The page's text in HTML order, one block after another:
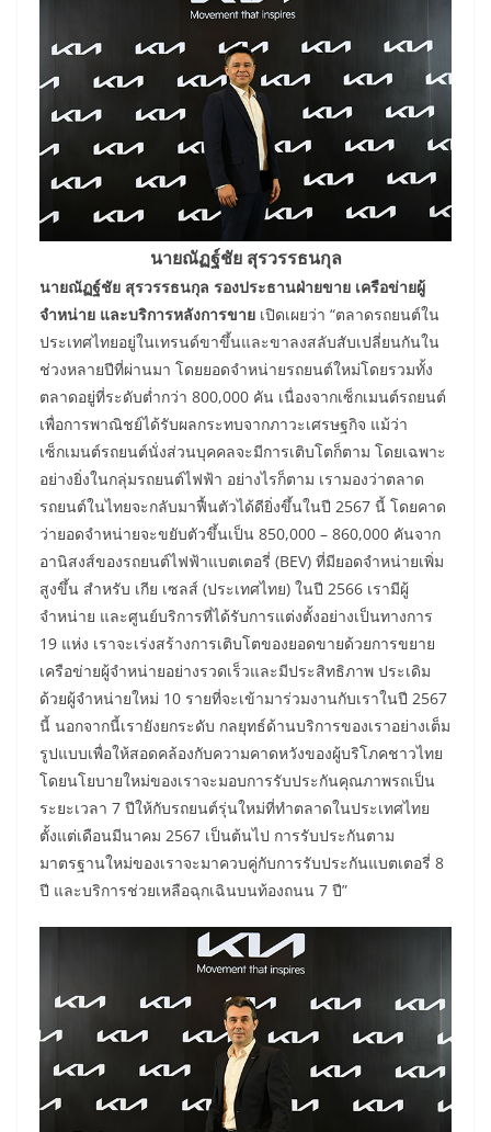
นายณัฏฐ์ชัย สุรวรรธนกุล
นายณัฏฐ์ชัย สุรวรรธนกุล รองประธานฝ่ายขาย เครือข่ายผู้
จำหน่าย และบริการหลังการขาย เปิดเผยว่า “ตลาดรถยนต์ใน
ประเทศไทยอยู่ในเทรนด์ขาขึ้นและขาลงสลับสับเปลี่ยนกันใน
ช่วงหลายปีที่ผ่านมา โดยยอดจำหน่ายรถยนต์ใหม่โดยรวมทั้ง
ตลาดอยู่ที่ระดับต่ำกว่า 800,000 คัน เนื่องจากเซ็กเมนต์รถยนต์
เพื่อการพาณิชย์ได้รับผลกระทบจากภาวะเศรษฐกิจ แม้ว่า
เซ็กเมนต์รถยนต์นั่งส่วนบุคคลจะมีการเติบโตก็ตาม โดยเฉพาะ
อย่างยิ่งในกลุ่มรถยนต์ไฟฟ้า อย่างไรก็ตาม เรามองว่าตลาด
รถยนต์ในไทยจะกลับมาฟื้นตัวได้ดียิ่งขึ้นในปี 2567 นี้ โดยคาด
ว่ายอดจำหน่ายจะขยับตัวขึ้นเป็น 850,000 – 860,000 คันจาก
อานิสงส์ของรถยนต์ไฟฟ้าแบตเตอรี่ (BEV) ที่มียอดจำหน่ายเพิ่ม
สูงขึ้น สำหรับ เกีย เซลส์ (ประเทศไทย) ในปี 2566 เรามีผู้
จำหน่าย และศูนย์บริการที่ได้รับการแต่งตั้งอย่างเป็นทางการ
19 แห่ง เราจะเร่งสร้างการเติบโตของยอดขายด้วยการขยาย
เครือข่ายผู้จำหน่ายอย่างรวดเร็วและมีประสิทธิภาพ ประเดิม
ด้วยผู้จำหน่ายใหม่ 10 รายที่จะเข้ามาร่วมงานกับเราในปี 2567
นี้ นอกจากนี้เรายังยกระดับ กลยุทธ์ด้านบริการของเราอย่างเต็ม
รูปแบบเพื่อให้สอดคล้องกับความคาดหวังของผู้บริโภคชาวไทย
โดยนโยบายใหม่ของเราจะมอบการรับประกันคุณภาพรถเป็น
ระยะเวลา 7 ปีให้กับรถยนต์รุ่นใหม่ที่ทำตลาดในประเทศไทย
ตั้งแต่เดือนมีนาคม 2567 เป็นต้นไป การรับประกันตาม
มาตรฐานใหม่ของเราจะมาควบคู่กับการรับประกันแบตเตอรี่ 8
ปี และบริการช่วยเหลือฉุกเฉินบนท้องถนน 7 ปี”